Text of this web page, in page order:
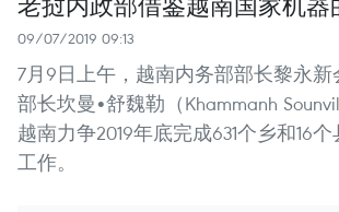
09/07/2019 09:13
7月9日上午，越南内务部部长黎永
部长坎曼•舒魏勒（Khammanh
越南力争2019年底完成631个乡和16
工作。